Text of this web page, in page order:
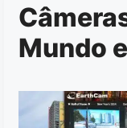
Mundo